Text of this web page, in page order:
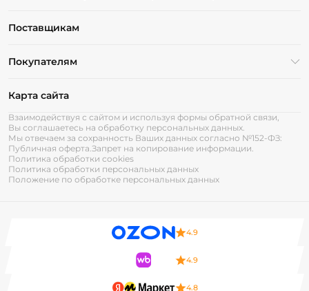
Поставщикам
Покупателям
Карта сайта
Взаимодействуя с сайтом и используя формы обратной связи,
Вы соглашаетесь на обработку персональных данных.
Мы отвечаем за сохранность Ваших данных согласно №152-ФЗ:
Публичная оферта.Запрет на копирование информации.
Политика обработки cookies
Политика обработки персональных данных
Положение по обработке персональных данных
4.9
4.9
4.8